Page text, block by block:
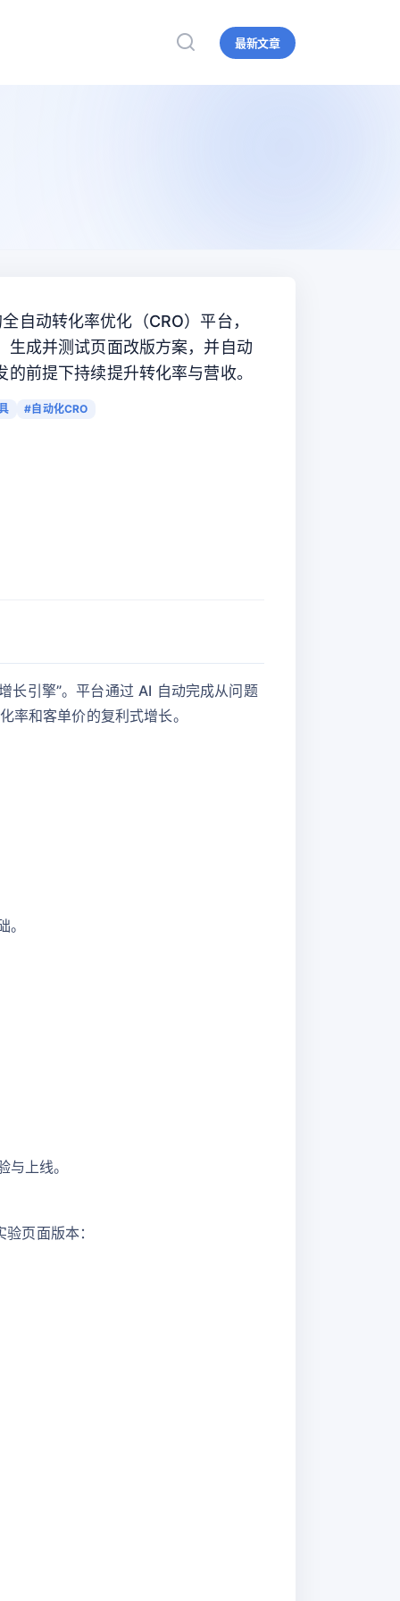
最新文章
动转化率优化（CRO）平台，
生成并测试页面改版方案，并自动
前提下持续提升转化率与营收。
#自动化CRO
长引擎”。平台通过 AI 自动完成从问题
和客单价的复利式增长。
上线。
页面版本：